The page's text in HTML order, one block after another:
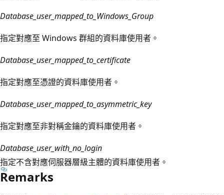
Database_user_mapped_to_Windows_Group
指定對應至 Windows 群組的資料庫使用者。
Database_user_mapped_to_certificate
指定對應至憑證的資料庫使用者。
Database_user_mapped_to_asymmetric_key
指定對應至非對稱金鑰的資料庫使用者。
Database_user_with_no_login
指定不含對應伺服器層級主體的資料庫使用者。
Remarks